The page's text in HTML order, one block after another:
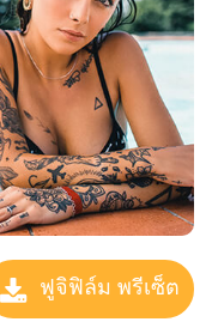
ฟูจิฟิล์ม พรีเซ็ต